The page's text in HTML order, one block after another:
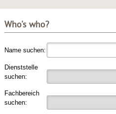
Who's who?
Name suchen:
Dienststelle
suchen:
Fachbereich
suchen: